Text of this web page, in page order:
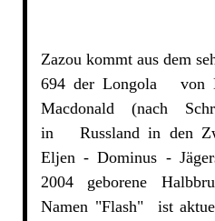
Zazou kommt aus dem
694 der Longola von
Macdonald (nach
in Russland in den
Eljen - Dominus -
2004 geborene
Namen "Flash" ist